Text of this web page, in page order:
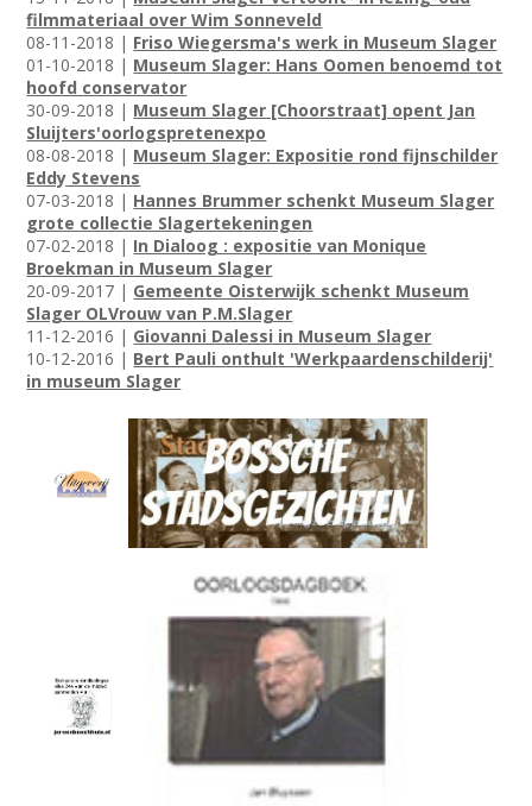
filmmateriaal over Wim Sonneveld
08-11-2018 | Friso Wiegersma's werk in Museum Slager
01-10-2018 | Museum Slager: Hans Oomen benoemd tot
hoofd conservator
30-09-2018 | Museum Slager [Choorstraat] opent Jan
Sluijters'oorlogspretenexpo
08-08-2018 | Museum Slager: Expositie rond fijnschilder
Eddy Stevens
07-03-2018 | Hannes Brummer schenkt Museum Slager
grote collectie Slagertekeningen
07-02-2018 | In Dialoog : expositie van Monique
Broekman in Museum Slager
20-09-2017 | Gemeente Oisterwijk schenkt Museum
Slager OLVrouw van P.M.Slager
11-12-2016 | Giovanni Dalessi in Museum Slager
10-12-2016 | Bert Pauli onthult 'Werkpaardenschilderij'
in museum Slager